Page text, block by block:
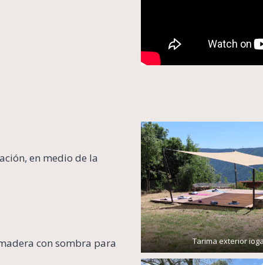
en medio de la
con sombra para Tarima exterior